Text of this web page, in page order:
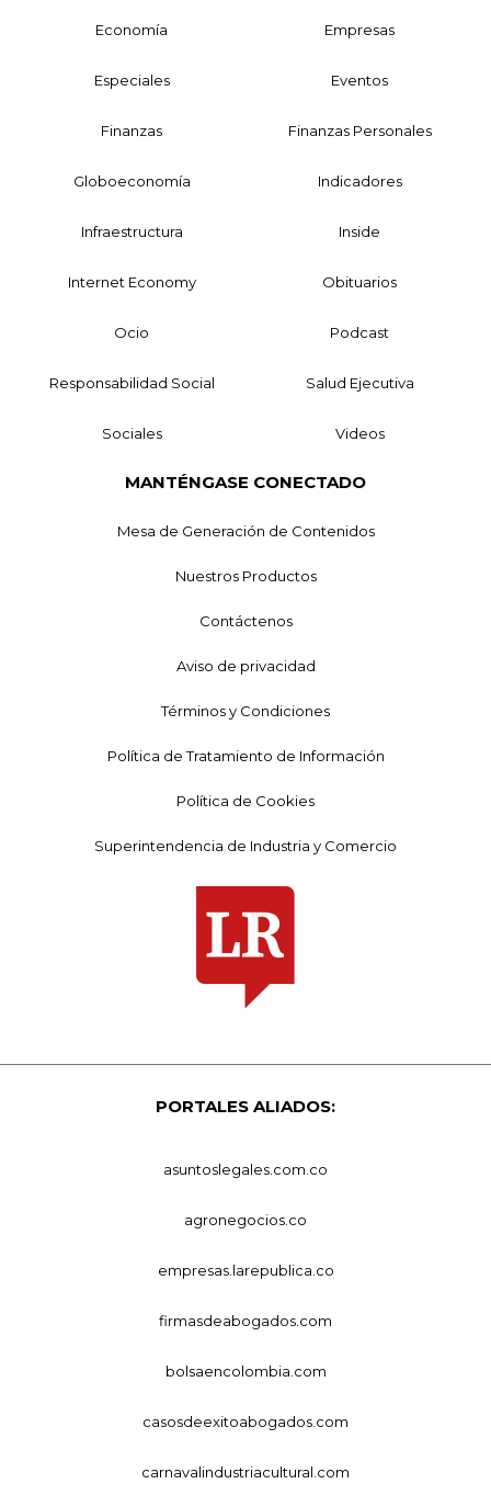
Economía Empresas
Especiales Eventos
Finanzas Finanzas Personales
Globoeconomía Indicadores
Infraestructura Inside
Internet Economy Obituarios
Ocio Podcast
Responsabilidad Social Salud Ejecutiva
Sociales Videos
MANTÉNGASE CONECTADO
Mesa de Generación de Contenidos
Nuestros Productos
Contáctenos
Aviso de privacidad
Términos y Condiciones
Política de Tratamiento de Información
Política de Cookies
Superintendencia de Industria y Comercio
PORTALES ALIADOS:
asuntoslegales.com.co
agronegocios.co
empresas.larepublica.co
firmasdeabogados.com
bolsaencolombia.com
casosdeexitoabogados.com
carnavalindustriacultural.com